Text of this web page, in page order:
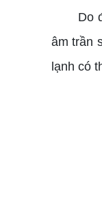
Do đó
âm trần
lạnh có